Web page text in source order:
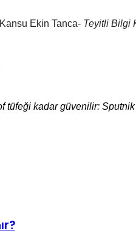
Ekin Tanca- Teyitli Bilgi
tüfeği kadar güvenilir: